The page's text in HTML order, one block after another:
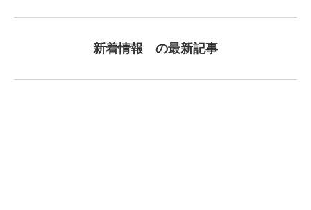
新着情報 の最新記事